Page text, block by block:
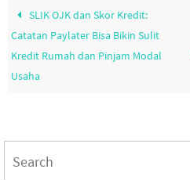
SLIK OJK dan Skor Kredit:
Catatan Paylater Bisa Bikin Sulit
Kredit Rumah dan Pinjam Modal
Usaha